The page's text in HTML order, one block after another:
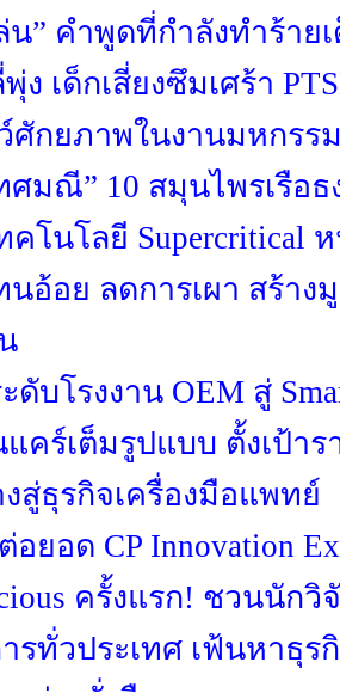
น” คำพูดที่กำลังทำร้าย
ง เด็กเสี่ยงซึมเศร้า
ศักยภาพในงานมหกร
ศมณี” 10 สมุนไพรเรือ
คโนโลยี Supercritical
อ้อย ลดการเผา สร้าง
ดับโรงงาน OEM สู่
คร์เต็มรูปแบบ ตั้งเป้า
สู่ธุรกิจเครื่องมือแพทย์
อยอด CP Innovation
ครั้งแรก! ชวนนัก
รทั่วประเทศ เฟ้นหาธุ